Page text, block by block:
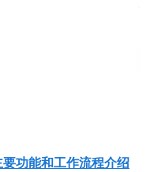
要功能和工作流程介绍